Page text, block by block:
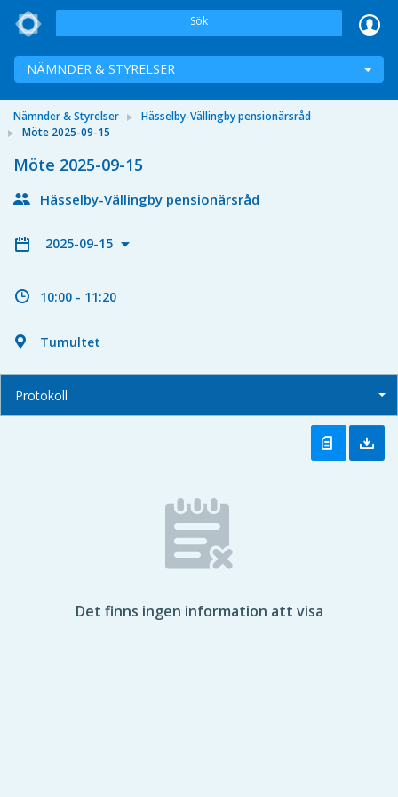
Sök
NÄMNDER & STYRELSER
Nämnder & Styrelser
Hässelby-Vällingby pensionärsråd
Möte 2025-09-15
Möte 2025-09-15
Hässelby-Vällingby pensionärsråd
2025-09-15
10:00 - 11:20
Tumultet
Protokoll
Det finns ingen information att visa